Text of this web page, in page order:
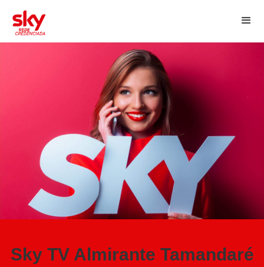
Sky TV Almirante Tamandaré